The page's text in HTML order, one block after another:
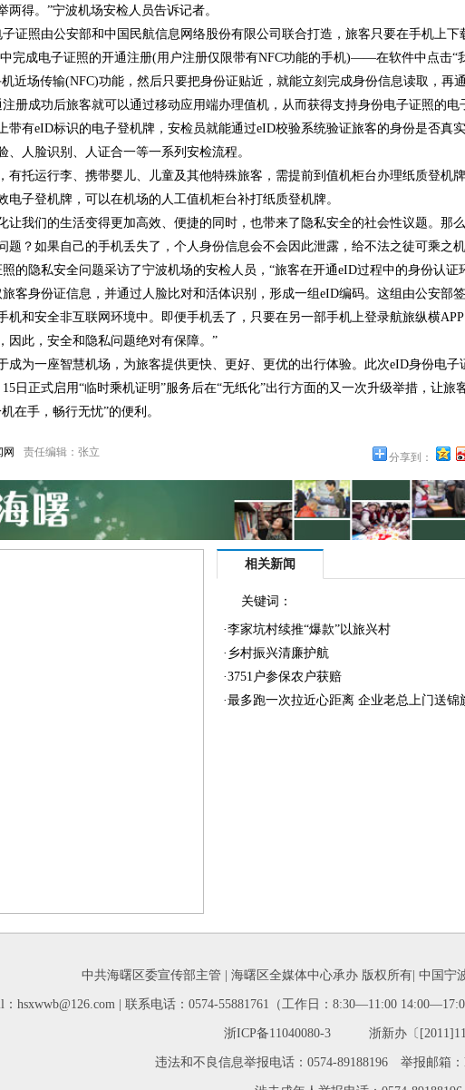
两得。”宁波机场安检人员告诉记者。
照由公安部和中国民航信息网络股份有限公司联合打造，旅客只要在手机上下
完成电子证照的开通注册(用户注册仅限带有NFC功能的手机)——在软件中点击“
近场传输(NFC)功能，然后只要把身份证贴近，就能立刻完成身份信息读取，再
册成功后旅客就可以通过移动应用端办理值机，从而获得支持身份电子证照的电
带有eID标识的电子登机牌，安检员就能通过eID校验系统验证旅客的身份是否真
、人脸识别、人证合一等一系列安检流程。
托运行李、携带婴儿、儿童及其他特殊旅客，需提前到值机柜台办理纸质登机
电子登机牌，可以在机场的人工值机柜台补打纸质登机牌。
我们的生活变得更加高效、便捷的同时，也带来了隐私安全的社会性议题。那
题？如果自己的手机丢失了，个人身份信息会不会因此泄露，给不法之徒可乘之
隐私安全问题采访了宁波机场的安检人员，“旅客在开通eID过程中的身份认证
客身份证信息，并通过人脸比对和活体识别，形成一组eID编码。这组由公安部
机和安全非互联网环境中。即便手机丢了，只要在另一部手机上登录航旅纵横
因此，安全和隐私问题绝对有保障。”
为一座智慧机场，为旅客提供更快、更好、更优的出行体验。此次eID身份电子
日正式启用“临时乘机证明”服务后在“无纸化”出行方面的又一次升级举措，让旅
在手，畅行无忧”的便利。
网 责任编辑：张立 分享到：
相关新闻
关键词：
·李家坑村续推“爆款”以旅兴村
· 乡村振兴清廉护航
·3751户参保农户获赔
·最多跑一次拉近心距离 企业老总上门送锦
中共海曙区委宣传部主管 | 海曙区全媒体中心承办 版权所有| 中国宁
：hsxwwb@126.com | 联系电话：0574-55881761（工作日：8:30—11:00
浙ICP备11040080-3 浙新办〔
违法和不良信息举报电话：0574-89188196 举报邮箱：